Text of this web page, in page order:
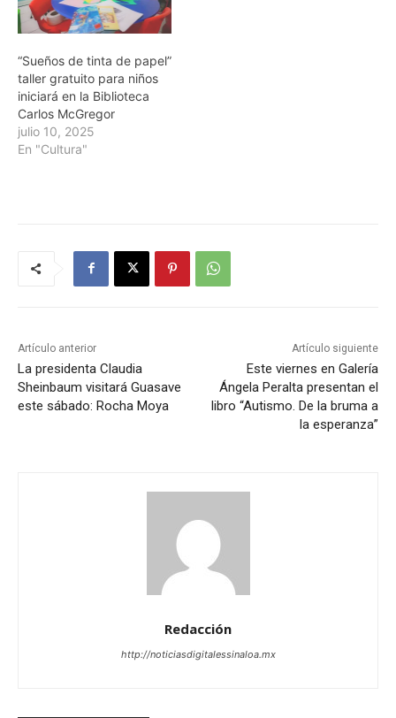
“Sueños de tinta de papel”
taller gratuito para niños
iniciará en la Biblioteca
Carlos McGregor
julio 10, 2025
En "Cultura"
Artículo anterior
La presidenta Claudia
Sheinbaum visitará Guasave
este sábado: Rocha Moya
Artículo siguiente
Este viernes en Galería
Ángela Peralta presentan el
libro “Autismo. De la bruma a
la esperanza”
Redacción
http://noticiasdigitalessinaloa.mx